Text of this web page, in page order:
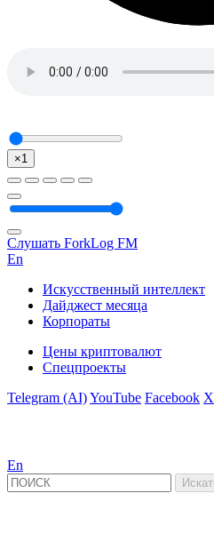
×1
Слушать ForkLog FM
En
Искусственный интеллект
Дайджест месяца
Корпораты
Цены криптовалют
Спецпроекты
Telegram (AI)YouTube Facebook X
En